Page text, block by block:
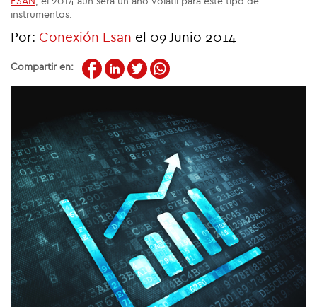
instrumentos.
Por: Conexión Esan el 09 Junio 2014
Compartir en: